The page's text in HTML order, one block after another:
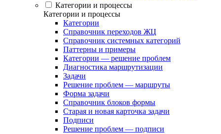
Категории и процессы
Категории и процессы
Категории
Справочник переходов ЖЦ
Справочник системных категорий
Паттерны и примеры
Категории — решение проблем
Диагностика маршрутизации
Задачи
Решение проблем — маршруты
Форма задачи
Справочник блоков формы
Старая и новая карточка задачи
Подписи
Решение проблем — подписи